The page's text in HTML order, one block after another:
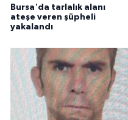
Bursa'da tarlalık alanı
ateşe veren şüpheli
yakalandı
Turizm
ÜLKE GÜNDEMİ
YAŞAM